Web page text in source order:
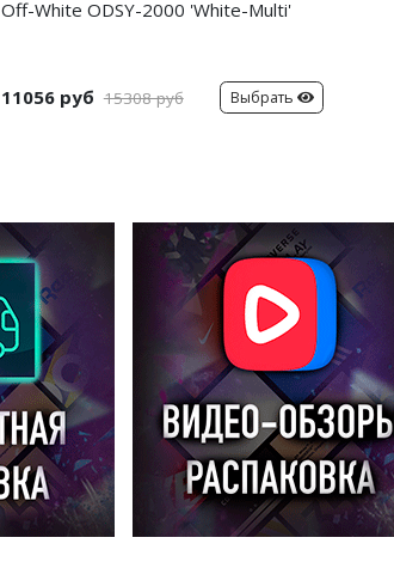
Off-White ODSY-2000 'White-Multi'
11056 руб 15308 руб Выбрать